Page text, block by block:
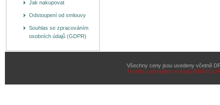
Jak nakupovat
Odstoupení od smlouvy
Souhlas se zpracováním
osobních údajů (GDPR)
Všechny ceny jsou uvedeny včetně
Tvorba a pronájem eshopů